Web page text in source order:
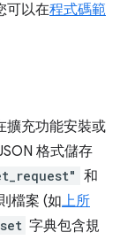
可以在程式碼範
擴充功能安裝或
格式儲存
和
檔案 (如上所
字典包含規